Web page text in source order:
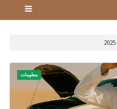
معلومات